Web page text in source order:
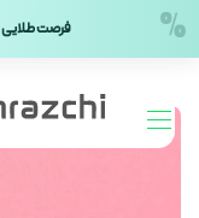
% فرصت